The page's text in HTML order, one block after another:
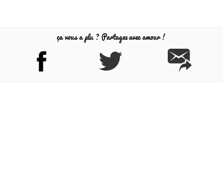
ça vous a plu ? Partagez avec amour !